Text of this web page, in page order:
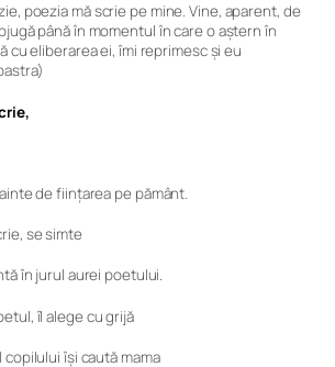
poezia mă scrie pe mine. Vine, aparent, de
până în momentul în care o aștern în
cu eliberarea ei, îmi reprimesc și eu
de ființarea pe pământ.
se simte
în jurul aurei poetului.
îl alege cu grijă
își caută mama